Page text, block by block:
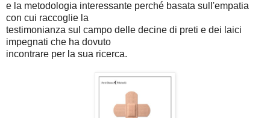
e la metodologia interessante perché basata sull'empatia
con cui raccoglie la
testimonianza sul campo delle decine di preti e dei laici
impegnati che ha dovuto
incontrare per la sua ricerca.